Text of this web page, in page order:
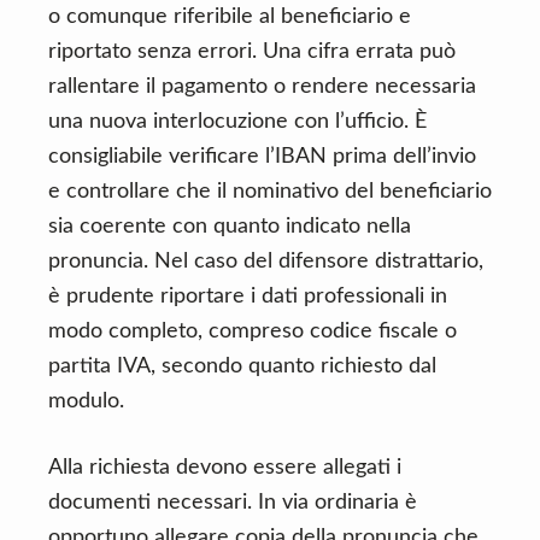
o comunque riferibile al beneficiario e
riportato senza errori. Una cifra errata può
rallentare il pagamento o rendere necessaria
una nuova interlocuzione con l’ufficio. È
consigliabile verificare l’IBAN prima dell’invio
e controllare che il nominativo del beneficiario
sia coerente con quanto indicato nella
pronuncia. Nel caso del difensore distrattario,
è prudente riportare i dati professionali in
modo completo, compreso codice fiscale o
partita IVA, secondo quanto richiesto dal
modulo.
Alla richiesta devono essere allegati i
documenti necessari. In via ordinaria è